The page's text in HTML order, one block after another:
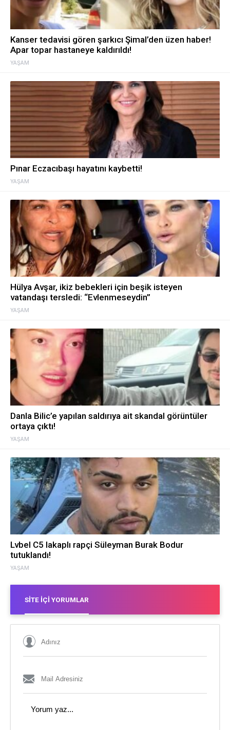
YAŞAM
Kanser tedavisi gören şarkıcı Şimal’den üzen haber!
Apar topar hastaneye kaldırıldı!
YAŞAM
Pınar Eczacıbaşı hayatını kaybetti!
YAŞAM
Hülya Avşar, ikiz bebekleri için beşik isteyen
vatandaşı tersledi: “Evlenmeseydin”
YAŞAM
Danla Bilic’e yapılan saldırıya ait skandal görüntüler
ortaya çıktı!
YAŞAM
Lvbel C5 lakaplı rapçi Süleyman Burak Bodur
tutuklandı!
SITE İÇI YORUMLAR